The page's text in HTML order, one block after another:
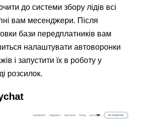
до системи збору лідів всі
вам месенджери. Після
бази передплатників вам
налаштувати автоворонки
і запустити їх в роботу у
розсилок.